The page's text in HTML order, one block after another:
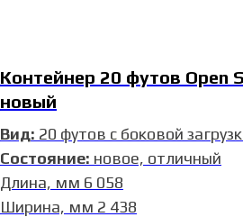
Контейнер 20 футов Open
новый
Вид: 20 футов с боковой
Состояние: новое, отличный
Длина, мм 6 058
Ширина, мм 2 438